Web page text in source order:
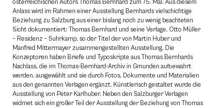
österreichischen Autors Thomas Bernhard zum 75. Mal. Aus diesem
Anlass wird im Rahmen einer Ausstellung Bernhards vielschichtige
Beziehung zu Salzburg aus einer bislang noch zu wenig beachteten
Sicht dokumentiert: Thomas Bernhard und seine Verlage. Otto Müller
– Residenz – Suhrkamp, so der Titel der von Martin Huber und
Manfred Mittermayer zusammengestellten Ausstellung. Die
Konzeptoren haben Briefe und Typoskripte aus Thomas Bernhards
Nachlass, die im Thomas-Bernhard-Archiv in Gmunden aufbewahrt
werden, ausgewählt und sie durch Fotos, Dokumente und Materialien
aus den genannten Verlagen ergänzt. Künstlerisch gestaltet wurde die
Ausstellung von Peter Karlhuber. Neben den Salzburger Verlagen
widmet sich ein großer Teil der Ausstellung der Beziehung von Thomas